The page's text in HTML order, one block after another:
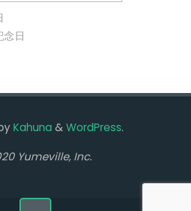
念日
Kahuna &WordPress.
Yumeville, Inc.